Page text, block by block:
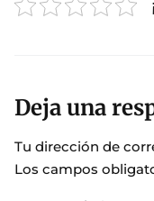
Deja una
Tu dirección de
Los campos